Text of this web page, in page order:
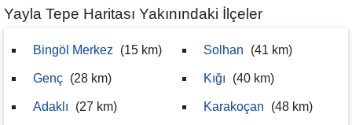
Yayla Tepe Haritası Yakınındaki İlçeler
Bingöl Merkez (15 km)
Genç (28 km)
Adaklı (27 km)
Solhan (41 km)
Kığı (40 km)
Karakoçan (48 km)